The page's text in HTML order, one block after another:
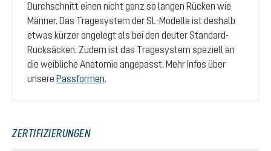
Durchschnitt einen nicht ganz so langen Rücken wie
Männer. Das Tragesystem der SL-Modelle ist deshalb
etwas kürzer angelegt als bei den deuter Standard-
Rucksäcken. Zudem ist das Tragesystem speziell an
die weibliche Anatomie angepasst. Mehr Infos über
unsere Passformen.
ZERTIFIZIERUNGEN